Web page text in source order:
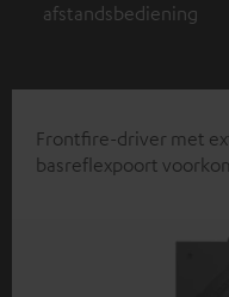
afstandsbediening
Frontfire-driver met
basreflexpoort